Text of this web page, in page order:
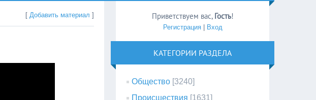
[Добавить материал ] Приветствуем вас, Гость!
Регистрация| Вход
КАТЕГОРИИ РАЗДЕЛА
Общество [3240]
Происшествия [1631]